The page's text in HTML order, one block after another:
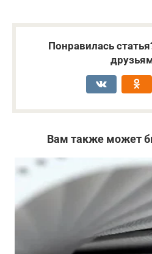
Понравилась
Вам также может